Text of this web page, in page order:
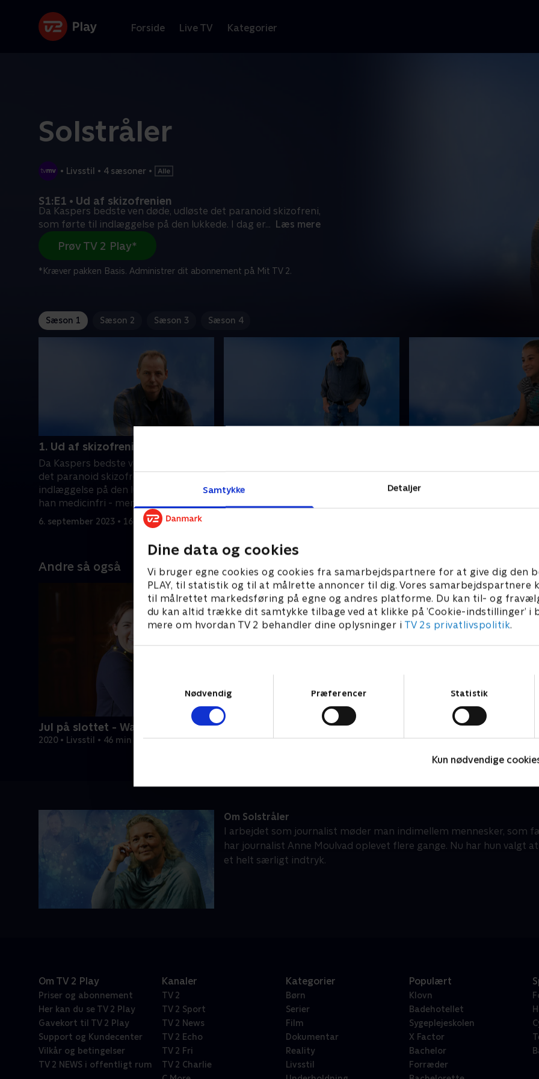
Samtykke Detaljer
Dine data og cookies
Vi bruger egne cookies og cookies fra samarbejdspartnere for at give dig den
PLAY, til statistik og til at målrette annoncer til dig. Vores samarbejdspartnere
til målrettet markedsføring på egne og andres platforme. Du kan til- og
du kan altid trække dit samtykke tilbage ved at klikke på ’Cookie-indstillinger’ i
mere om hvordan TV 2 behandler dine oplysninger i TV 2s privatlivspolitik.
Nødvendig
Præferencer Statistik
Kun nødvendige
Forside Live TV Kategorier
Solstråler
• Livsstil • 4 sæsoner •
S1:E1 • Ud af skizofrenien
Da Kaspers bedste ven døde, udløste det paranoid skizofreni,
som førte til indlæggelse på den lukkede. I dag er... Læs mere
Prøv TV 2 Play*
*Kræver pakken Basis. Administrer dit abonnement på Mit TV 2.
Sæson 1 Sæson 2 Sæson 3 Sæson 4
1. Ud af skizofrenien
Da Kaspers bedste ven døde, udløste
det paranoid skizofreni, som førte til
indlæggelse på den lukkede. I dag er
han medicinfri - men hvordan
lykkedes det ham?
6. september 2023 • 16 min
hundrede er det blevet til i årenes løb.
Det har krævet en stor arv og et helt
Den nu 11-årige pige endte i
Andre så også
Jul på slottet - Warwick
2020 • Livsstil • 46 min
Julelys for millioner
Om Solstråler
I arbejdet som journalist møder man indimellem mennesker, som
har journalist Anne Moulvad oplevet flere gange. Nu har hun valgt
et helt særligt indtryk.
Om TV 2 Play
Priser og abonnement
Her kan du se TV 2 Play
Gavekort til TV 2 Play
Support og Kundecenter
Vilkår og betingelser
TV 2 NEWS i offentligt rum
Kanaler
TV 2
TV 2 Sport
TV 2 News
TV 2 Echo
TV 2 Fri
TV 2 Charlie
Kategorier
Børn
Serier
Film
Dokumentar
Reality
Livsstil
Populært
Klovn
Badehotellet
Sygeplejeskolen
X Factor
Bachelor
Forræder